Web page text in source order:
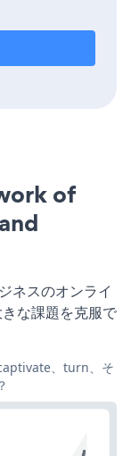
of
ネスのオンライ
な課題を克服で
、turn、そ